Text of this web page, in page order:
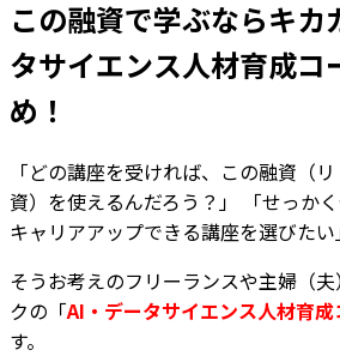
この融資で学ぶならキカ
タサイエンス人材育成コ
め！
「どの講座を受ければ、この融資（
資）を使えるんだろう？」 「せっか
キャリアアップできる講座を選びたい
そうお考えのフリーランスや主婦（
クの「AI・データサイエンス人材育成
す。